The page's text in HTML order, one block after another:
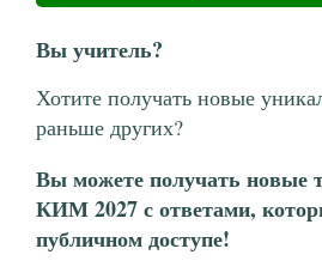
Вы учитель?
Хотите получать новые
раньше других?
Вы можете получать новые
КИМ 2027 с ответами,
публичном доступе!